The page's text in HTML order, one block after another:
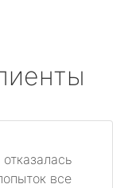
все